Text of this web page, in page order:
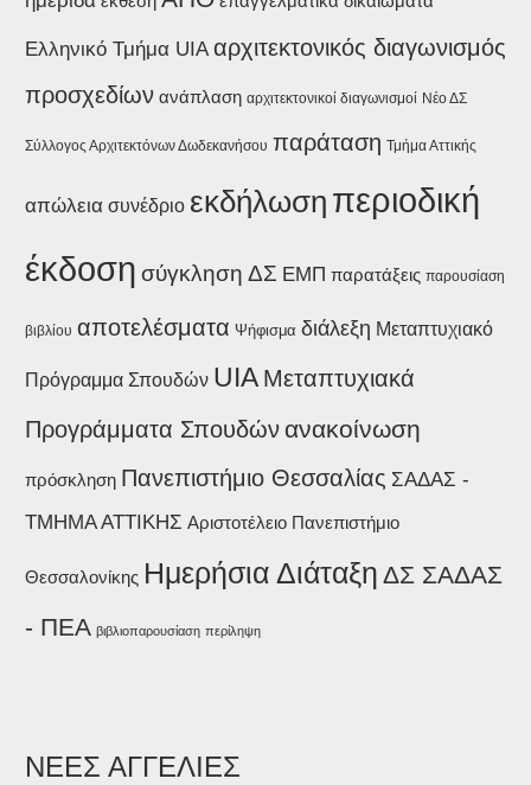
Ελληνικό Τμήμα UIA αρχιτεκτονικός διαγωνισμός
προσχεδίων ανάπλαση αρχιτεκτονικοί διαγωνισμοί Νέο ΔΣ
Σύλλογος Αρχιτεκτόνων Δωδεκανήσου παράταση Τμήμα Αττικής
απώλεια συνέδριο εκδήλωση περιοδική
έκδοση σύγκληση ΔΣ ΕΜΠ παρατάξεις παρουσίαση
βιβλίου αποτελέσματα Ψήφισμα διάλεξη Μεταπτυχιακό
Πρόγραμμα Σπουδών UIA Μεταπτυχιακά
Προγράμματα Σπουδών ανακοίνωση
πρόσκληση Πανεπιστήμιο Θεσσαλίας ΣΑΔΑΣ -
ΤΜΗΜΑ ΑΤΤΙΚΗΣ Αριστοτέλειο Πανεπιστήμιο
Θεσσαλονίκης Ημερήσια Διάταξη ΔΣ ΣΑΔΑΣ
- ΠΕΑ βιβλιοπαρουσίαση περίληψη
ΝΕΕΣ ΑΓΓΕΛΙΕΣ